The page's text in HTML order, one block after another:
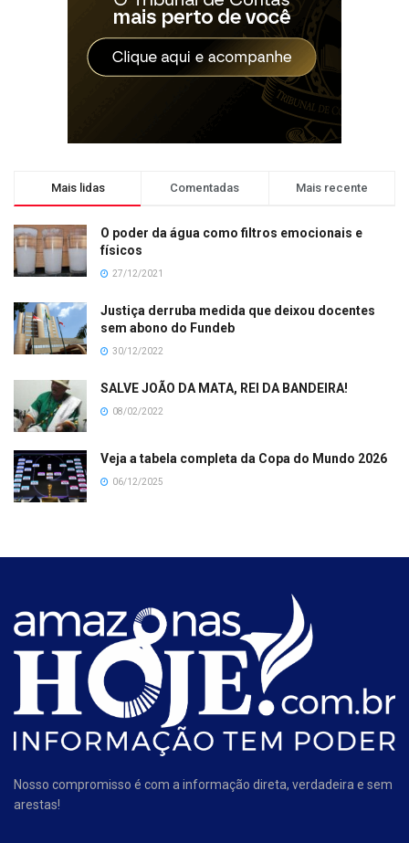
Mais lidas Comentadas Mais recente
O poder da água como filtros emocionais e
físicos
27/12/2021
Justiça derruba medida que deixou docentes
sem abono do Fundeb
30/12/2022
SALVE JOÃO DA MATA, REI DA BANDEIRA!
08/02/2022
Veja a tabela completa da Copa do Mundo 2026
06/12/2025
Nosso compromisso é com a informação direta, verdadeira e sem
arestas!